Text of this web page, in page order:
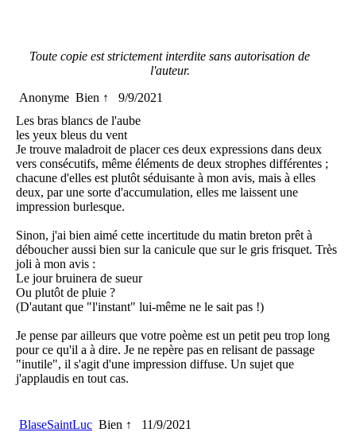
Toute copie est strictement interdite sans autorisation de
l'auteur.
Anonyme Bien ↑
9/9/2021
Les bras blancs de l'aube
les yeux bleus du vent
Je trouve maladroit de placer ces deux expressions dans deux
vers consécutifs, même éléments de deux strophes différentes ;
chacune d'elles est plutôt séduisante à mon avis, mais à elles
deux, par une sorte d'accumulation, elles me laissent une
impression burlesque.
Sinon, j'ai bien aimé cette incertitude du matin breton prêt à
déboucher aussi bien sur la canicule que sur le gris frisquet. Très
joli à mon avis :
Le jour bruinera de sueur
Ou plutôt de pluie ?
(D'autant que "l'instant" lui-même ne le sait pas !)
Je pense par ailleurs que votre poème est un petit peu trop long
pour ce qu'il a à dire. Je ne repère pas en relisant de passage
"inutile", il s'agit d'une impression diffuse. Un sujet que
j'applaudis en tout cas.
BlaseSaintLuc Bien ↑
11/9/2021